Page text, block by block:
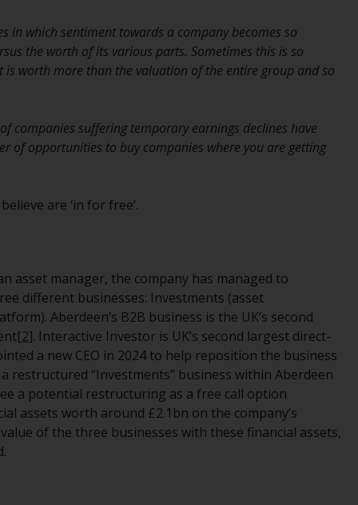
Sie, dass Sie die folgenden
Geschäftsbedingungen, wie sie von RWC
Partners Limited („RWC“) herausgegeben
wurden, gelesen und anerkannt haben und
kann Werbung enthalten.
Zugang unterliegt lokalen Beschränkungen
bestimmte Gerichtsbarkeit und Sie betreten
eine globale Website. Auf dieser Website
erwähnte Produkte oder Dienstleistungen
unterliegen gesetzlichen und behördlichen
Anforderungen und sind möglicherweise
nicht in allen Gerichtsbarkeiten verfügbar.
Auf dieser Website erwähnte Produkte oder
Dienstleistungen werden auf der Grundlage
bestimmter Registrierungen in relevanten
in which sentiment towards a company becomes so
the worth of its various parts. Sometimes this is so
worth more than the valuation of the entire group and so
companies suffering temporary earnings declines have
of opportunities to buy companies where you are getting
are ‘in for free’.
asset manager, the company has managed to
different businesses: Investments (asset
Aberdeen’s B2B business is the UK’s second
[2]. Interactive Investor is UK’s second largest direct-
a new CEO in 2024 to help reposition the business
“Investments” business within Aberdeen
a potential restructuring as a free call option
assets worth around £2.1bn on the company’s
of the three businesses with these financial assets,